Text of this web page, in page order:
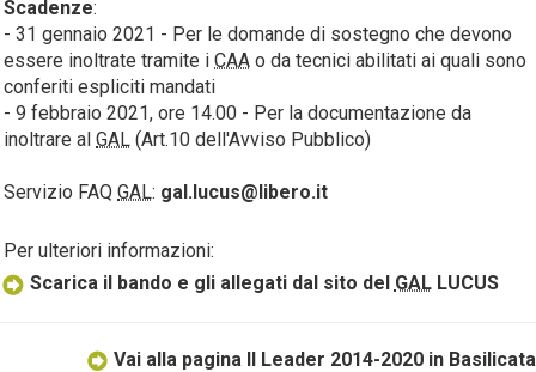
Scadenze:
- 31 gennaio 2021 - Per le domande di sostegno che devono
essere inoltrate tramite i CAA o da tecnici abilitati ai quali sono
conferiti espliciti mandati
- 9 febbraio 2021, ore 14.00 - Per la documentazione da
inoltrare al GAL (Art.10 dell'Avviso Pubblico)
Servizio FAQ GAL: gal.lucus@libero.it
Per ulteriori informazioni:
Scarica il bando e gli allegati dal sito del GALLUCUS
Vai alla pagina Il Leader 2014-2020 in Basilicata